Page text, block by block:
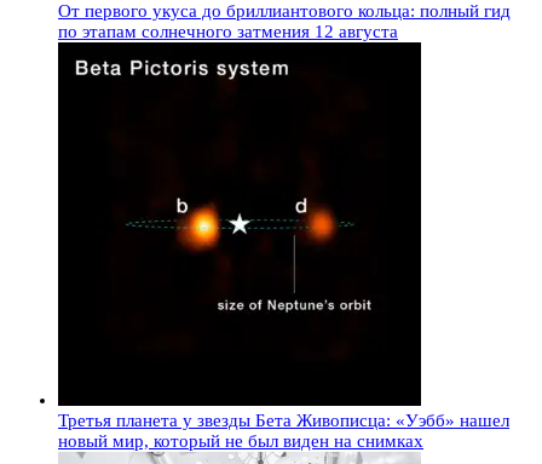
От первого укуса до бриллиантового кольца: полный гид
по этапам солнечного затмения 12 августа
Третья планета у звезды Бета Живописца: «Уэбб» нашел
новый мир, который не был виден на снимках